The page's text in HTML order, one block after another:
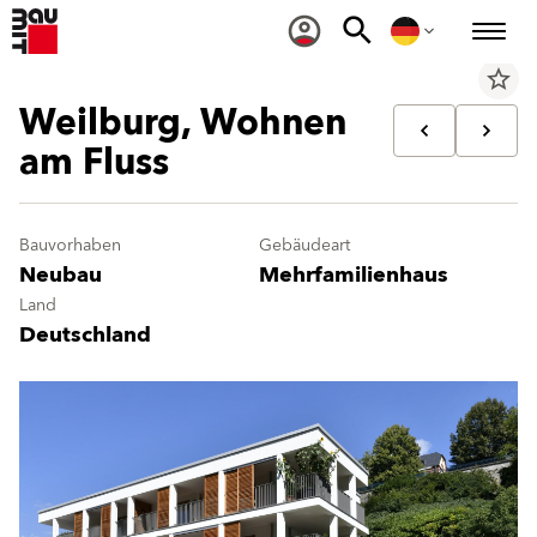
star_border
Weilburg, Wohnen
am Fluss
Bauvorhaben
Neubau
Gebäudeart
Mehrfamilienhaus
Land
Deutschland